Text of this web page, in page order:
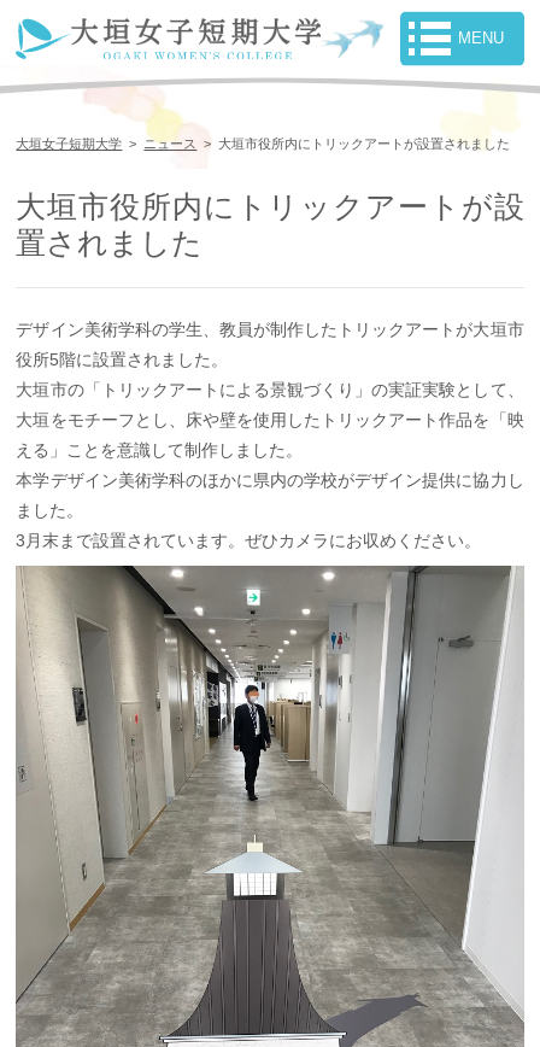
大垣女子短期大学 > ニュース >大垣市役所内にトリックアートが設置されました
大垣市役所内にトリックアートが設
置されました
デザイン美術学科の学生、教員が制作したトリックアートが大垣市
役所5階に設置されました。
大垣市の「トリックアートによる景観づくり」の実証実験として、
大垣をモチーフとし、床や壁を使用したトリックアート作品を「映
える」ことを意識して制作しました。
本学デザイン美術学科のほかに県内の学校がデザイン提供に協力し
ました。
3月末まで設置されています。ぜひカメラにお収めください。